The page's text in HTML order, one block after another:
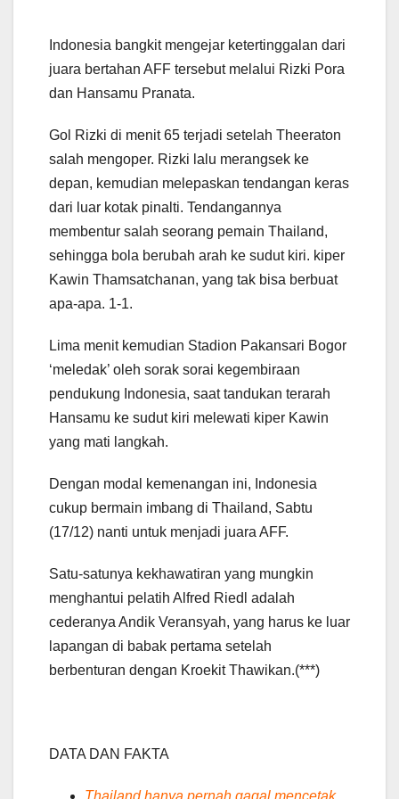
Indonesia bangkit mengejar ketertinggalan dari
juara bertahan AFF tersebut melalui Rizki Pora
dan Hansamu Pranata.
Gol Rizki di menit 65 terjadi setelah Theeraton
salah mengoper. Rizki lalu merangsek ke
depan, kemudian melepaskan tendangan keras
dari luar kotak pinalti. Tendangannya
membentur salah seorang pemain Thailand,
sehingga bola berubah arah ke sudut kiri. kiper
Kawin Thamsatchanan, yang tak bisa berbuat
apa-apa. 1-1.
Lima menit kemudian Stadion Pakansari Bogor
‘meledak’ oleh sorak sorai kegembiraan
pendukung Indonesia, saat tandukan terarah
Hansamu ke sudut kiri melewati kiper Kawin
yang mati langkah.
Dengan modal kemenangan ini, Indonesia
cukup bermain imbang di Thailand, Sabtu
(17/12) nanti untuk menjadi juara AFF.
Satu-satunya kekhawatiran yang mungkin
menghantui pelatih Alfred Riedl adalah
cederanya Andik Veransyah, yang harus ke luar
lapangan di babak pertama setelah
berbenturan dengan Kroekit Thawikan.(***)
DATA DAN FAKTA